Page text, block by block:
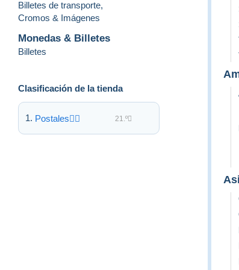
I can not be hold responsable for expeditions that
Billetes de transporte,
Cromos & Imágenes
Monedas & Billetes
Billetes
Clasificación de la tienda
Postales 21.º